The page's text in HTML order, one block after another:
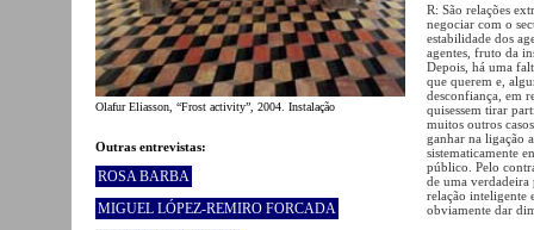
Olafur Eliasson, “Frost activity”, 2004. Instalação
Outras entrevistas:
ROSA BARBA
MIGUEL LÓPEZ-REMIRO FORCADA
R: São relações
negociar com o
estabilidade dos
agentes, fruto da
Depois, há uma
que querem e,
desconfiança, em
quisessem tirar
muitos outros
ganhar na ligação
sistematicamente
público. Pelo
de uma
relação inteligente
obviamente dar